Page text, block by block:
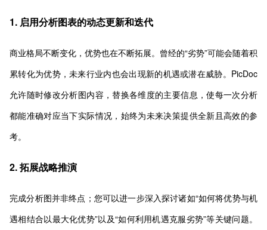
1. 启用分析图表的动态更新和迭代
商业格局不断变化，优势也在不断拓展。曾经的“劣势”可能会随着积
累转化为优势，未来行业内也会出现新的机遇或潜在威胁。PicDoc
允许随时修改分析图内容，替换各维度的主要信息，使每一次分析
都能准确对应当下实际情况，始终为未来决策提供全新且高效的参
考。
2. 拓展战略推演
完成分析图并非终点；您可以进一步深入探讨诸如“如何将优势与机
遇相结合以最大化优势”以及“如何利用机遇克服劣势”等关键问题。